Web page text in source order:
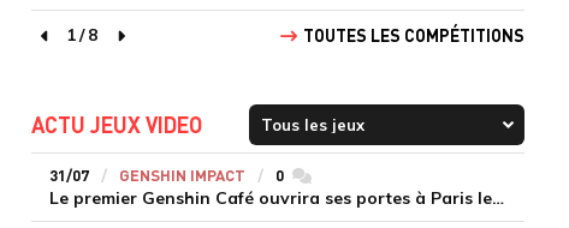
page précédente
1/8
page suivante
TOUTES LES COMPÉTITIONS
ACTU JEUX VIDEO
31/07 GENSHIN IMPACT 0commentaires
Le premier Genshin Café ouvrira ses portes à Paris le 14 août